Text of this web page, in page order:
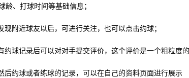
龄、打球时间等基础信息；
现附近球友以后，可进行关注，也可以点击约球；
约球记录后可以对对手提交评价，这个评价是一个粗粒度
后约球或者练球的记录，可以在自己的资料页面进行展示